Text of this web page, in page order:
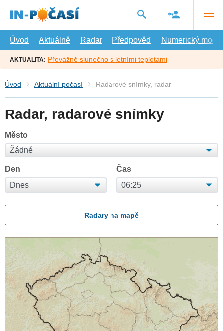
hlavní
Úvod
Aktuálně Radar Předpověď Numerický model
AKTUALITA: Převážně slunečno s letními teplotami
Úvod Aktuální počasí Radarové snímky, radar
Radar, radarové snímky
Město
Den Čas
Radary na mapě